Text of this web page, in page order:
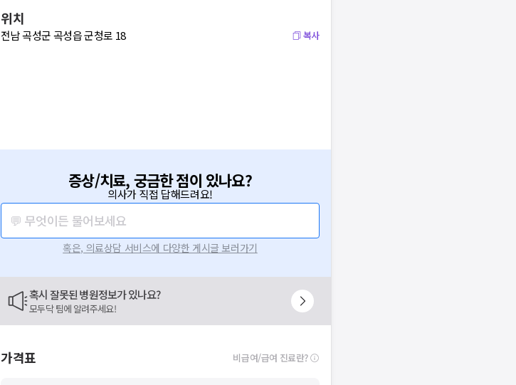
위치
전남 곡성군 곡성읍 군청로 18 복사
증상/치료, 궁금한 점이 있나요?
의사가 직접 답해드려요!
💬 무엇이든 물어보세요
혹은, 의료상담 서비스에 다양한 게시글 보러가기
혹시 잘못된 병원정보가 있나요?
모두닥 팀에 알려주세요!
가격표 비급여/급여 진료란?